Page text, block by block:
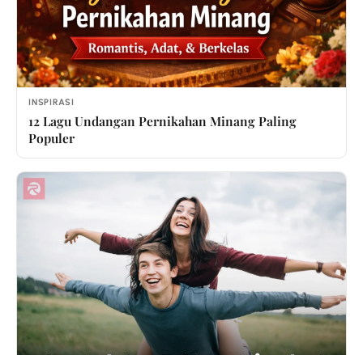
INSPIRASI
12 Lagu Undangan Pernikahan Minang Paling
Populer